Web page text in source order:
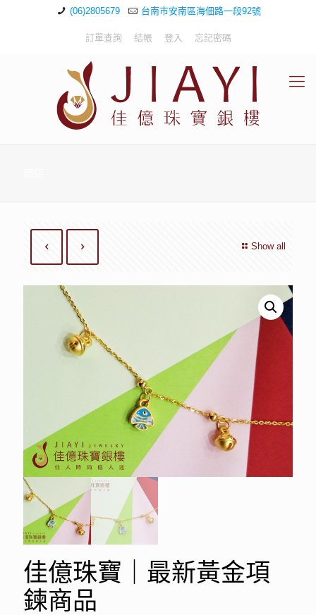
(06)2805679 台南市安南區海佃路一段92號
訂單查詢 結帳 登入 忘記密碼
Show all
佳億珠寶｜最新黃金項
鍊商品